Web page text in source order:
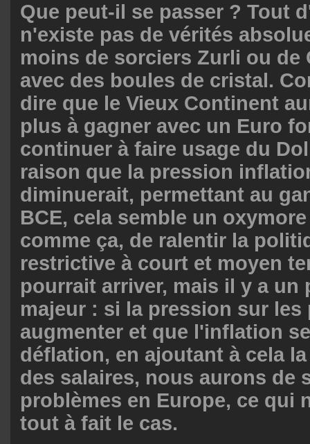
Que peut-il se passer ? Tout
n'existe pas de vérités
moins de sorciers Zurli ou de
avec des boules de cristal.
dire que le Vieux Continent
plus à gagner avec un Euro
continuer à faire usage du
raison que la pression
diminuerait, permettant au
BCE, cela semble un
comme ça, de ralentir la
restrictive à court et moyen
pourrait arriver, mais il y a un
majeur : si la pression sur
augmenter et que l'inflation
déflation, en ajoutant à cela
des salaires, nous aurons de
problèmes en Europe, ce qui
tout à fait le cas.